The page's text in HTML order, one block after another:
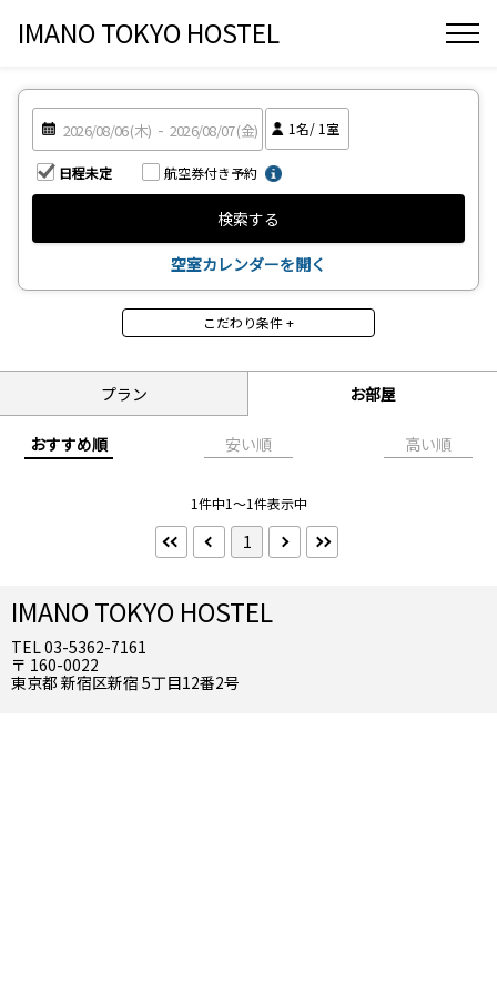
IMANO TOKYO HOSTEL
日程未定 航空券付き予約
1名/ 1 室
検索する
空室カレンダーを開く
こだわり条件 +
ドミトリー
ファミリールーム
食事
朝食付
インターネット
Wifi（無料）
プラン お部屋
おすすめ順 安い順 高い順
1件中1～1件表示中
1
IMANO TOKYO HOSTEL
TEL 03-5362-7161
〒 160-0022
東京都 新宿区新宿 5丁目12番2号